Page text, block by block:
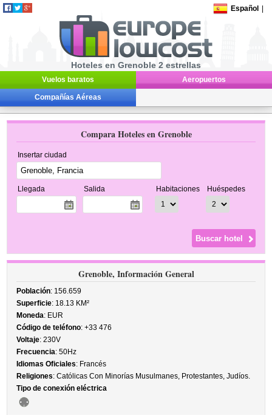
Español
Hoteles en Grenoble 2 estrellas
Vuelos baratos Aeropuertos
Compañías Aéreas
Compara Hoteles en Grenoble
Insertar ciudad
Llegada Salida Habitaciones Huéspedes
Grenoble, Información General
Población: 156.659
Superficie: 18.13 KM²
Moneda: EUR
Código de teléfono: +33 476
Voltaje: 230V
Frecuencia: 50Hz
Idiomas Oficiales: Francés
Religiones: Católicas Con Minorías Musulmanes, Protestantes, Judíos.
Tipo de conexión eléctrica